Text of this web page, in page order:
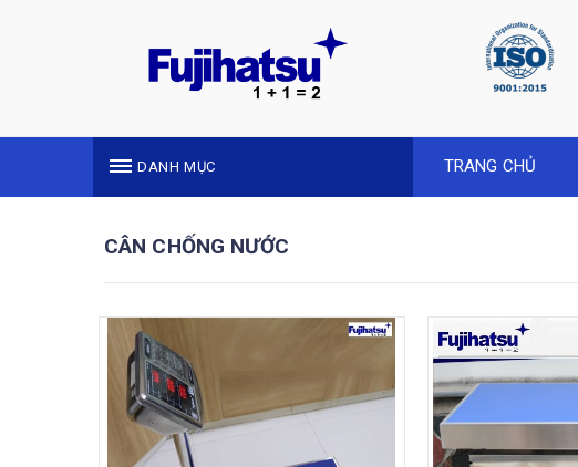
DANH MỤC TRANG CHỦ
CÂN CHỐNG NƯỚC